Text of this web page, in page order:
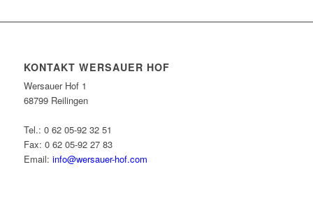
KONTAKT WERSAUER HOF
Wersauer Hof 1
68799 Reilingen
Tel.: 0 62 05-92 32 51
Fax: 0 62 05-92 27 83
Email: info@wersauer-hof.com